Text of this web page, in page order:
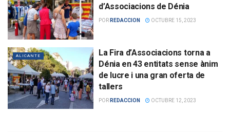
d’Associacions de Dénia
POR REDACCION OCTUBRE 15, 2023
ALICANTE
La Fira d’Associacions torna a
Dénia en 43 entitats sense ànim
de lucre i una gran oferta de
tallers
POR REDACCION OCTUBRE 12, 2023